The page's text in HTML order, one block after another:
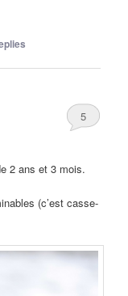
5
2 ans et 3 mois.
(c’est casse-